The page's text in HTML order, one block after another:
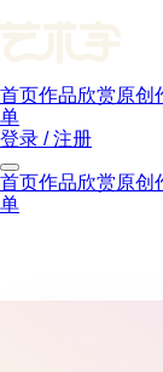
首页作品欣赏原创
单
登录 / 注册
首页作品欣赏原创
单